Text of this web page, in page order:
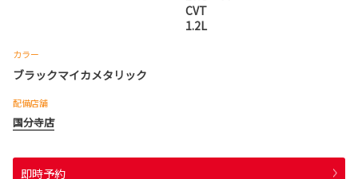
CVT
1.2L
カラー
ブラックマイカメタリック
配備店舗
国分寺店
即時予約